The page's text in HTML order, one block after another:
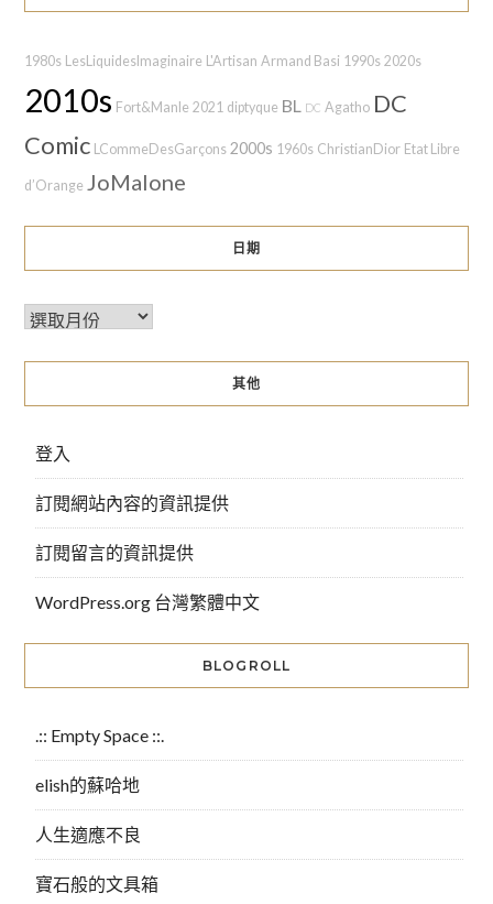
1980s LesLiquidesImaginaire L'Artisan Armand Basi 1990s 2020s
2010s Fort&Manle 2021 diptyque BL DC Agatho DC
Comic LCommeDesGarçons 2000s 1960s ChristianDior Etat Libre
d’Orange JoMalone
日期
其他
登入
訂閱網站內容的資訊提供
訂閱留言的資訊提供
WordPress.org 台灣繁體中文
BLOGROLL
.:: Empty Space ::.
elish的蘇哈地
人生適應不良
寶石般的文具箱